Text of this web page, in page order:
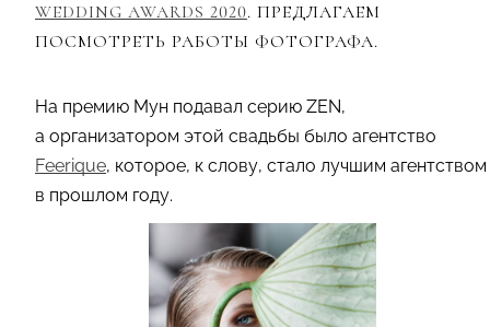
WEDDING AWARDS 2020. ПРЕДЛАГАЕМ
ПОСМОТРЕТЬ РАБОТЫ ФОТОГРАФА.
На премию Мун подавал серию ZEN,
а организатором этой свадьбы было агентство
Feerique, которое, к слову, стало лучшим агентством
в прошлом году.